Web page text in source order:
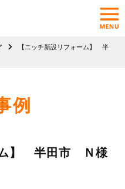
【ニッチ新設リフォーム】 半
例
ム】 半田市 Ｎ様